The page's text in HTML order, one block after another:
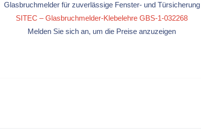
Glasbruchmelder für zuverlässige Fenster- und Türsicherung
SITEC – Glasbruchmelder-Klebelehre GBS-1-032268
Melden Sie sich an, um die Preise anzuzeigen